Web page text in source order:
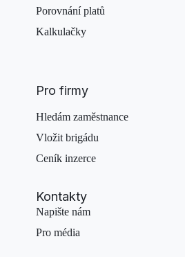
Porovnání platů
Kalkulačky
Pro firmy
Hledám zaměstnance
Vložit brigádu
Ceník inzerce
Kontakty
Napište nám
Pro média